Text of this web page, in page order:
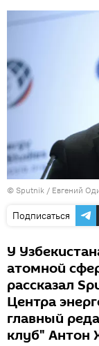
© Sputnik / Евгений
Подписаться
У
атомной
рассказал
Центра
главный
клуб" Антон